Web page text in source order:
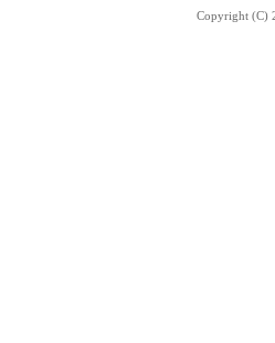
Copyright (C)